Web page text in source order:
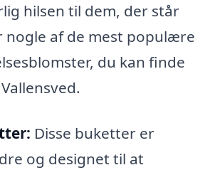
hilsen til dem, der står
nogle af de mest populære
du kan finde
Disse buketter er
og designet til at